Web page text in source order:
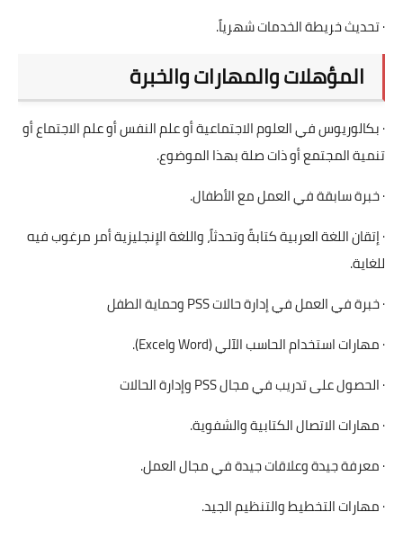
· تحديث خريطة الخدمات شهرياً.
المؤهلات والمهارات والخبرة
· بكالوريوس في العلوم الاجتماعية أو علم النفس أو علم الاجتماع أو
تنمية المجتمع أو ذات صلة بهذا الموضوع.
· خبرة سابقة في العمل مع الأطفال.
· إتقان اللغة العربية كتابةً وتحدثاً، واللغة الإنجليزية أمر مرغوب فيه
للغاية.
· خبرة في العمل في إدارة حالات PSS وحماية الطفل
· مهارات استخدام الحاسب الآلي (Word وExcel).
· الحصول على تدريب في مجال PSS وإدارة الحالات
· مهارات الاتصال الكتابية والشفوية.
· معرفة جيدة وعلاقات جيدة في مجال العمل.
· مهارات التخطيط والتنظيم الجيد.